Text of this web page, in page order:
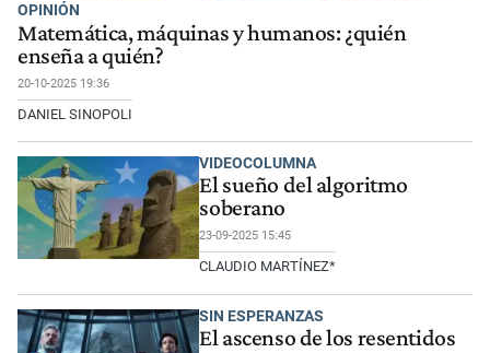
OPINIÓN
Matemática, máquinas y humanos: ¿quién
enseña a quién?
20-10-2025 19:36
DANIEL SINOPOLI
VIDEOCOLUMNA
El sueño del algoritmo
soberano
23-09-2025 15:45
CLAUDIO MARTÍNEZ*
SIN ESPERANZAS
El ascenso de los resentidos